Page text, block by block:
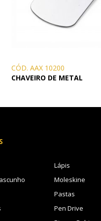
CÓD. AAX 10200
CHAVEIRO DE METAL
Lápis
Moleskine
Pastas
Pen Drive